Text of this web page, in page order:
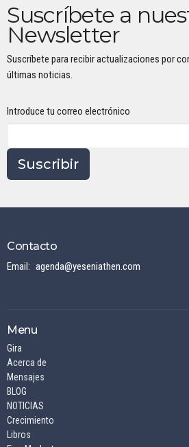
Suscríbete a
Newsletter
Suscríbete para recibir actualizaciones por
últimas noticias.
Introduce tu correo electrónico
Suscribir
Contacto
Email : agenda@yeseniathen.com
Menu
Gira
Acerca de
Mensajes
BLOG
NOTICIAS
Crecimiento
Libros